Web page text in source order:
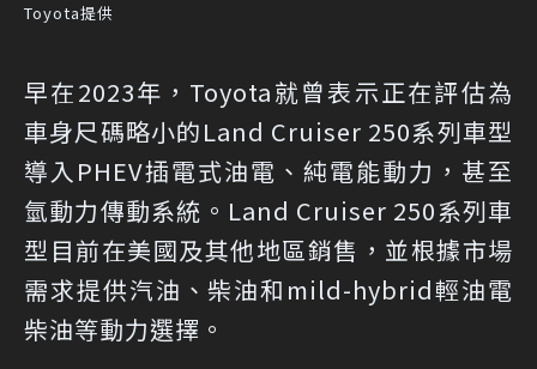
Toyota提供
早在2023年，Toyota就曾表示正在評估為
車身尺碼略小的Land Cruiser 250系列車型
導入PHEV插電式油電、純電能動力，甚至
氫動力傳動系統。Land Cruiser 250系列車
型目前在美國及其他地區銷售，並根據市場
需求提供汽油、柴油和mild-hybrid輕油電
柴油等動力選擇。